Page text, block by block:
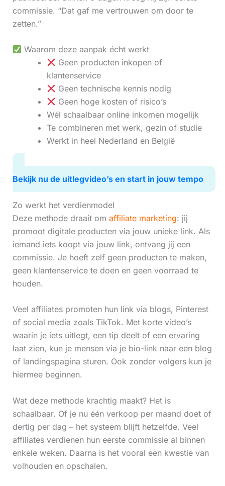
commissie. “Dat gaf me vertrouwen om door te
zetten.”
Waarom deze aanpak écht werkt
Geen producten inkopen of
klantenservice
Geen technische kennis nodig
Geen hoge kosten of risico’s
Wél schaalbaar online inkomen mogelijk
Te combineren met werk, gezin of studie
Werkt in heel Nederland en België
Bekijk nu de uitlegvideo’s en start in jouw tempo
Zo werkt het verdienmodel
Deze methode draait om affiliate marketing: jij
promoot digitale producten via jouw unieke link. Als
iemand iets koopt via jouw link, ontvang jij een
commissie. Je hoeft zelf geen producten te maken,
geen klantenservice te doen en geen voorraad te
houden.
Veel affiliates promoten hun link via blogs, Pinterest
of social media zoals TikTok. Met korte video’s
waarin je iets uitlegt, een tip deelt of een ervaring
laat zien, kun je mensen via je bio-link naar een blog
of landingspagina sturen. Ook zonder volgers kun je
hiermee beginnen.
Wat deze methode krachtig maakt? Het is
schaalbaar. Of je nu één verkoop per maand doet of
dertig per dag – het systeem blijft hetzelfde. Veel
affiliates verdienen hun eerste commissie al binnen
enkele weken. Daarna is het vooral een kwestie van
volhouden en opschalen.